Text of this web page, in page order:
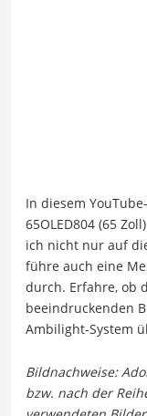
In diesem
65OLED804 (65
ich nicht nur auf
führe auch eine
durch. Erfahre, ob
beeindruckenden
Ambilight-System